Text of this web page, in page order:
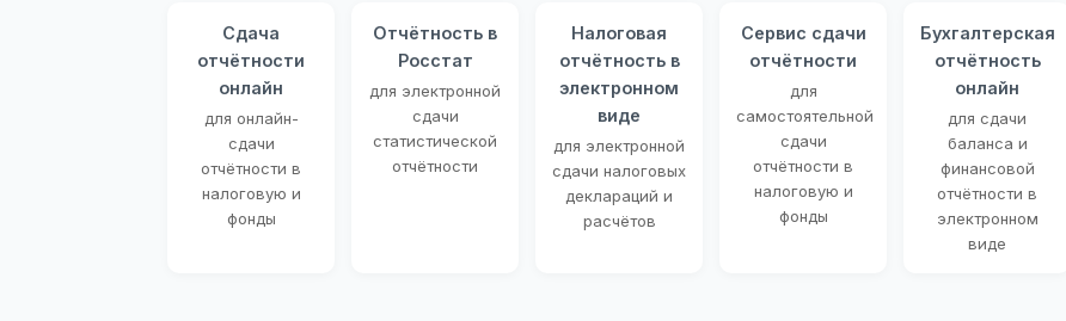
Сдача
отчётности
онлайн
для онлайн-
сдачи
отчётности в
налоговую и
фонды
Отчётность в
Росстат
для электронной
сдачи
статистической
отчётности
Налоговая
отчётность в
электронном
виде
для электронной
сдачи налоговых
деклараций и
расчётов
Сервис сдачи
отчётности
для
самостоятельной
сдачи
отчётности в
налоговую и
фонды
Бухгалтерская
отчётность
онлайн
для сдачи
баланса и
финансовой
отчётности в
электронном
виде